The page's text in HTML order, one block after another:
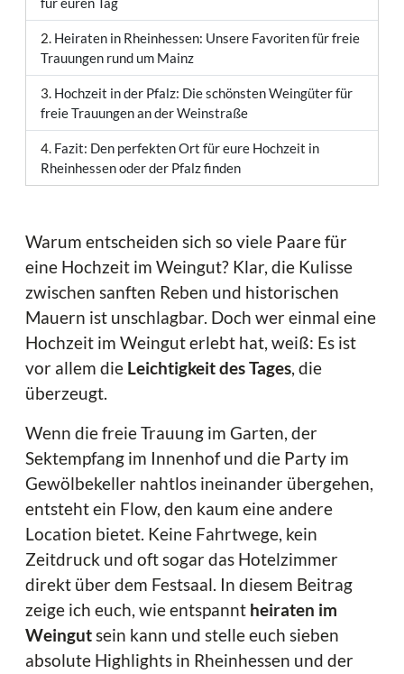
Heiraten in Rheinhessen: Unsere Favoriten für freie
Trauungen rund um Mainz
Hochzeit in der Pfalz: Die schönsten Weingüter für
freie Trauungen an der Weinstraße
Fazit: Den perfekten Ort für eure Hochzeit in
Rheinhessen oder der Pfalz finden
Warum entscheiden sich so viele Paare für
eine Hochzeit im Weingut? Klar, die Kulisse
zwischen sanften Reben und historischen
Mauern ist unschlagbar. Doch wer einmal eine
Hochzeit im Weingut erlebt hat, weiß: Es ist
vor allem die Leichtigkeit des Tages, die
überzeugt.
Wenn die freie Trauung im Garten, der
Sektempfang im Innenhof und die Party im
Gewölbekeller nahtlos ineinander übergehen,
entsteht ein Flow, den kaum eine andere
Location bietet. Keine Fahrtwege, kein
Zeitdruck und oft sogar das Hotelzimmer
direkt über dem Festsaal. In diesem Beitrag
zeige ich euch, wie entspannt heiraten im
Weingutsein kann und stelle euch sieben
absolute Highlights in Rheinhessen und der